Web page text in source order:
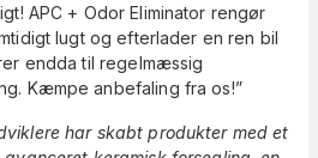
APC + Odor Eliminator rengør
lugt og efterlader en ren bil
endda til regelmæssig
Kæmpe anbefaling fra os!”
har skabt produkter med et